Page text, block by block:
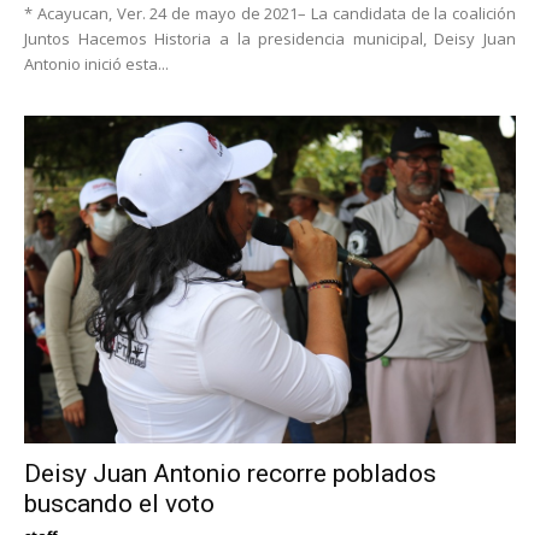
* Acayucan, Ver. 24 de mayo de 2021– La candidata de la coalición
Juntos Hacemos Historia a la presidencia municipal, Deisy Juan
Antonio inició esta...
Deisy Juan Antonio recorre poblados
buscando el voto